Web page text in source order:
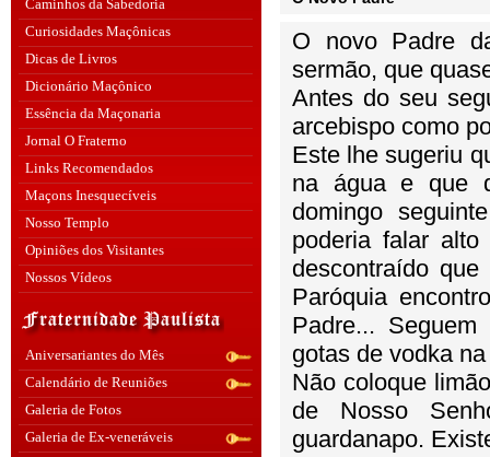
Caminhos da Sabedoria
Curiosidades Maçônicas
Dicas de Livros
Dicionário Maçônico
Essência da Maçonaria
Jornal O Fraterno
Links Recomendados
Maçons Inesquecíveis
Nosso Templo
Opiniões dos Visitantes
Nossos Vídeos
Aniversariantes do Mês
Calendário de Reuniões
Galeria de Fotos
Galeria de Ex-veneráveis
O novo Padre
sermão, que
Antes do seu
arcebispo como
Este lhe sugeriu
na água e que
domingo
poderia falar
descontraído
Paróquia
Padre...
gotas de vodka
Não coloque
de Nosso
guardanapo.